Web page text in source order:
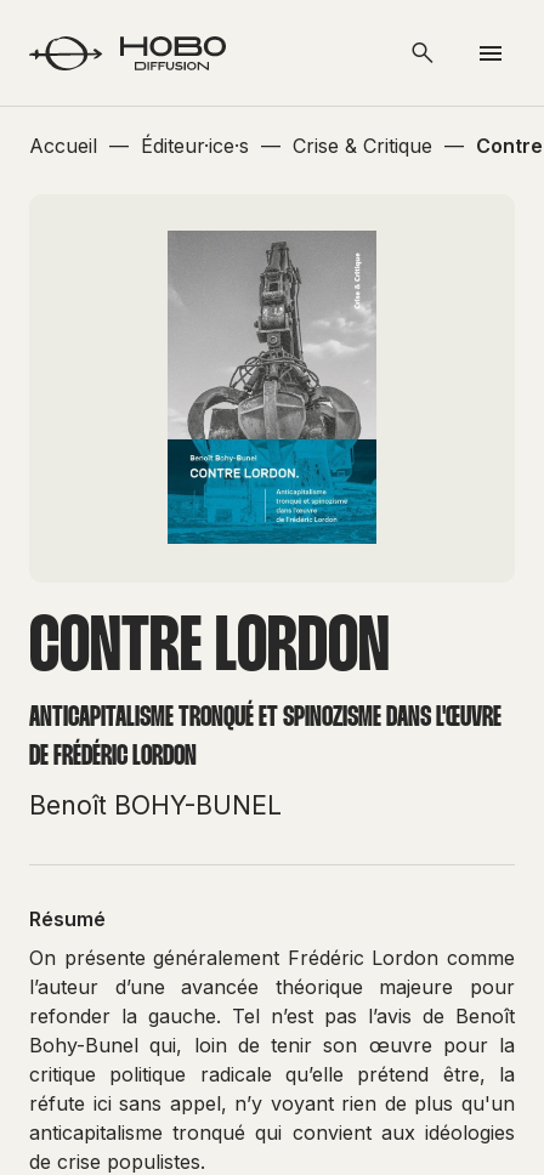
Accueil — Éditeur·ice·s — Crise & Critique —
CONTRE LORDON
ANTICAPITALISME TRONQUÉ ET SPINOZISME DANS L'ŒUVRE
DE FRÉDÉRIC LORDON
Benoît BOHY-BUNEL
Résumé
On présente généralement Frédéric Lordon comme
l’auteur d’une avancée théorique majeure pour
refonder la gauche. Tel n’est pas l’avis de Benoît
Bohy-Bunel qui, loin de tenir son œuvre pour la
critique politique radicale qu’elle prétend être, la
réfute ici sans appel, n’y voyant rien de plus qu'un
anticapitalisme tronqué qui convient aux idéologies
de crise populistes.